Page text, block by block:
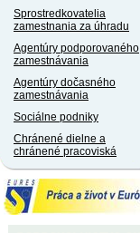
Sprostredkovatelia
zamestnania za úhradu
Agentúry podporovaného
zamestnávania
Agentúry dočasného
zamestnávania
Sociálne podniky
Chránené dielne a
chránené pracoviská